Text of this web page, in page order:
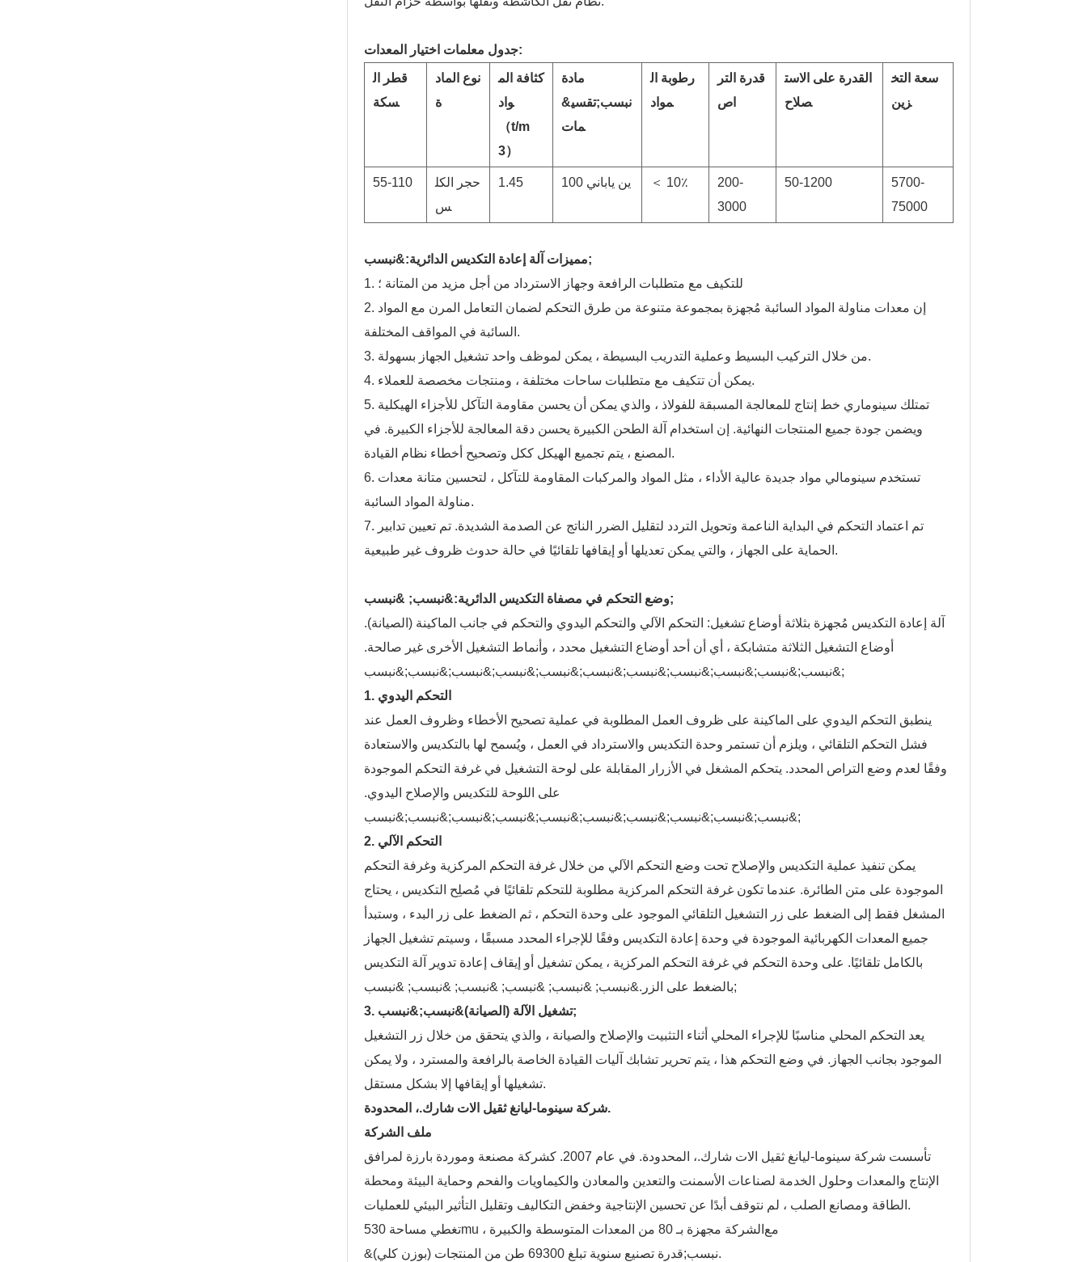
جدول معلمات اختيار المعدات:
قطر ال
سكة
نوع الماد
ة
كثافة الم
واد
（t/m
3）
مادة
&نبسب;تقسي
مات
رطوبة ال
مواد
قدرة التر
اص
القدرة على الاست
صلاح
سعة التخ
زين
55-110
حجر الكل
س
1.45 100 ين ياباني ＜ 10٪
200-
3000
50-1200
5700-
75000
مميزات آلة إعادة التكديس الدائرية:&نبسب;
1. للتكيف مع متطلبات الرافعة وجهاز الاسترداد من أجل مزيد من المتانة ؛
2. إن معدات مناولة المواد السائبة مُجهزة بمجموعة متنوعة من طرق التحكم لضمان التعامل المرن مع المواد
السائبة في المواقف المختلفة.
3. من خلال التركيب البسيط وعملية التدريب البسيطة ، يمكن لموظف واحد تشغيل الجهاز بسهولة.
4. يمكن أن تتكيف مع متطلبات ساحات مختلفة ، ومنتجات مخصصة للعملاء.
5. تمتلك سينوماري خط إنتاج للمعالجة المسبقة للفولاذ ، والذي يمكن أن يحسن مقاومة التآكل للأجزاء الهيكلية
ويضمن جودة جميع المنتجات النهائية. إن استخدام آلة الطحن الكبيرة يحسن دقة المعالجة للأجزاء الكبيرة. في
المصنع ، يتم تجميع الهيكل ككل وتصحيح أخطاء نظام القيادة.
6. تستخدم سينومالي مواد جديدة عالية الأداء ، مثل المواد والمركبات المقاومة للتآكل ، لتحسين متانة معدات
مناولة المواد السائبة.
7. تم اعتماد التحكم في البداية الناعمة وتحويل التردد لتقليل الضرر الناتج عن الصدمة الشديدة. تم تعيين تدابير
الحماية على الجهاز ، والتي يمكن تعديلها أو إيقافها تلقائيًا في حالة حدوث ظروف غير طبيعية.
وضع التحكم في مصفاة التكديس الدائرية:&نبسب; &نبسب;
آلة إعادة التكديس مُجهزة بثلاثة أوضاع تشغيل: التحكم الآلي والتحكم اليدوي والتحكم في جانب الماكينة (الصيانة).
أوضاع التشغيل الثلاثة متشابكة ، أي أن أحد أوضاع التشغيل محدد ، وأنماط التشغيل الأخرى غير صالحة.
&نبسب;&نبسب;&نبسب;&نبسب;&نبسب;&نبسب;&نبسب;&نبسب;&نبسب;&نبسب;&نبسب;
1. التحكم اليدوي
ينطبق التحكم اليدوي على الماكينة على ظروف العمل المطلوبة في عملية تصحيح الأخطاء وظروف العمل عند
فشل التحكم التلقائي ، ويلزم أن تستمر وحدة التكديس والاسترداد في العمل ، ويُسمح لها بالتكديس والاستعادة
وفقًا لعدم وضع التراص المحدد. يتحكم المشغل في الأزرار المقابلة على لوحة التشغيل في غرفة التحكم الموجودة
على اللوحة للتكديس والإصلاح اليدوي.
&نبسب;&نبسب;&نبسب;&نبسب;&نبسب;&نبسب;&نبسب;&نبسب;&نبسب;&نبسب;
2. التحكم الآلي
يمكن تنفيذ عملية التكديس والإصلاح تحت وضع التحكم الآلي من خلال غرفة التحكم المركزية وغرفة التحكم
الموجودة على متن الطائرة. عندما تكون غرفة التحكم المركزية مطلوبة للتحكم تلقائيًا في مُصلِح التكديس ، يحتاج
المشغل فقط إلى الضغط على زر التشغيل التلقائي الموجود على وحدة التحكم ، ثم الضغط على زر البدء ، وستبدأ
جميع المعدات الكهربائية الموجودة في وحدة إعادة التكديس وفقًا للإجراء المحدد مسبقًا ، وسيتم تشغيل الجهاز
بالكامل تلقائيًا. على وحدة التحكم في غرفة التحكم المركزية ، يمكن تشغيل أو إيقاف إعادة تدوير آلة التكديس
بالضغط على الزر.&نبسب; &نبسب; &نبسب; &نبسب; &نبسب; &نبسب;
3. تشغيل الآلة (الصيانة)&نبسب;&نبسب;
يعد التحكم المحلي مناسبًا للإجراء المحلي أثناء التثبيت والإصلاح والصيانة ، والذي يتحقق من خلال زر التشغيل
الموجود بجانب الجهاز. في وضع التحكم هذا ، يتم تحرير تشابك آليات القيادة الخاصة بالرافعة والمسترد ، ولا يمكن
تشغيلها أو إيقافها إلا بشكل مستقل.
شركة سينوما-ليانغ ثقيل الات شارك.، المحدودة.
ملف الشركة
تأسست شركة سينوما-ليانغ ثقيل الات شارك.، المحدودة. في عام 2007. كشركة مصنعة وموردة بارزة لمرافق
الإنتاج والمعدات وحلول الخدمة لصناعات الأسمنت والتعدين والمعادن والكيماويات والفحم وحماية البيئة ومحطة
الطاقة ومصانع الصلب ، لم نتوقف أبدًا عن تحسين الإنتاجية وخفض التكاليف وتقليل التأثير البيئي للعمليات.
تغطي مساحة 530mu ، الشركة مجهزة بـ 80 من المعدات المتوسطة والكبيرة مع
&نبسب;قدرة تصنيع سنوية تبلغ 69300 طن من المنتجات (بوزن كلي).